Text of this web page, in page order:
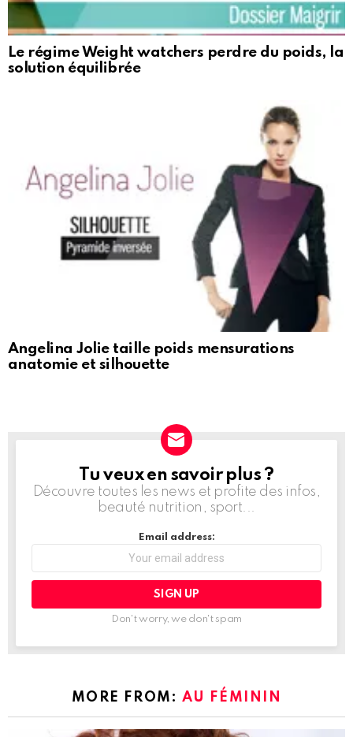
Le régime Weight watchers perdre du poids, la
solution équilibrée
Angelina Jolie taille poids mensurations
anatomie et silhouette
NEWSLETTER
Tu veux en savoir plus ?
Découvre toutes les news et profite des infos,
beauté nutrition, sport...
Email address:
Don't worry, we don't spam
MORE FROM: AU FÉMININ